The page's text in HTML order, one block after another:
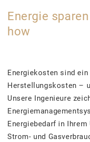
Energie
how
Energiekosten sind
Herstellungskosten –
Unsere Ingenieure
Energiebedarf in
Strom- und